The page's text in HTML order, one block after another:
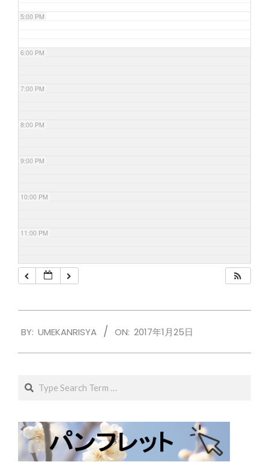
5:00 PM
6:00 PM
7:00 PM
8:00 PM
9:00 PM
10:00 PM
11:00 PM
01-
BY: UMEKANRISYA ON: 2017年1月25日
Search